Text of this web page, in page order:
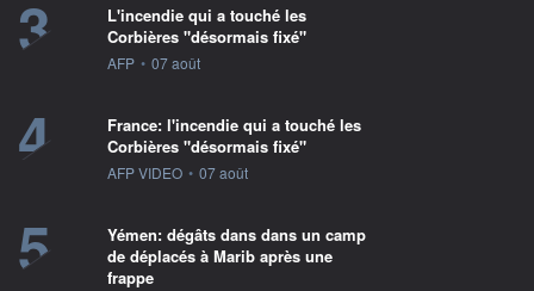
3
L'incendie qui a touché les
Corbières "désormais fixé"
information fournie par
AFP • 07 août
4
France: l'incendie qui a touché les
Corbières "désormais fixé"
information fournie par
AFP VIDEO • 07 août
5
Yémen: dégâts dans dans un camp
de déplacés à Marib après une
frappe